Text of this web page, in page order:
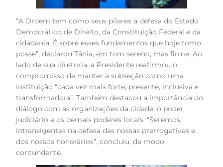
“A Ordem tem como seus pilares a defesa do Estado
Democrático de Direito, da Constituição Federal e da
cidadania. É sobre esses fundamentos que hoje tomo
posse”, declarou Tânia, em tom sereno, mas firme. Ao
lado de sua diretoria, a Presidente reafirmou o
compromisso de manter a subseção como uma
instituição “cada vez mais forte, presente, inclusiva e
transformadora”. Também destacou a importância do
diálogo com as organizações da cidade, o poder
judiciário e os demais poderes locais. “Seremos
intransigentes na defesa das nossas prerrogativas e
dos nossos honorários”, concluiu, de modo
contundente.